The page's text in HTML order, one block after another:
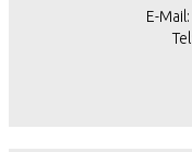
E-Mail:
Tel: